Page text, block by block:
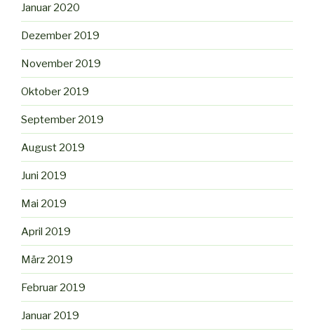
Januar 2020
Dezember 2019
November 2019
Oktober 2019
September 2019
August 2019
Juni 2019
Mai 2019
April 2019
März 2019
Februar 2019
Januar 2019